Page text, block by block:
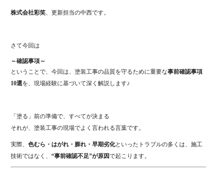
株式会社彩笑 、更新担当の中西です。
さて今回は
～確認事項～
ということで、今回は、塗装工事の品質を守るために重要な事前確認事項
10選を、現場経験に基づいて深く解説します♪
「塗る」前の準備で、すべてが決まる
それが、塗装工事の現場でよく言われる言葉です。
実際、色むら・はがれ・膨れ・早期劣化といったトラブルの多くは、施工
技術ではなく、“事前確認不足”が原因で起こります。